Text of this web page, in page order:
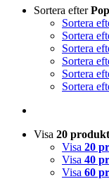
Sortera efter
Sortera
Sortera
Sortera
Sortera
Sortera
Sortera
Visa 20
Visa 20
Visa 40
Visa 60